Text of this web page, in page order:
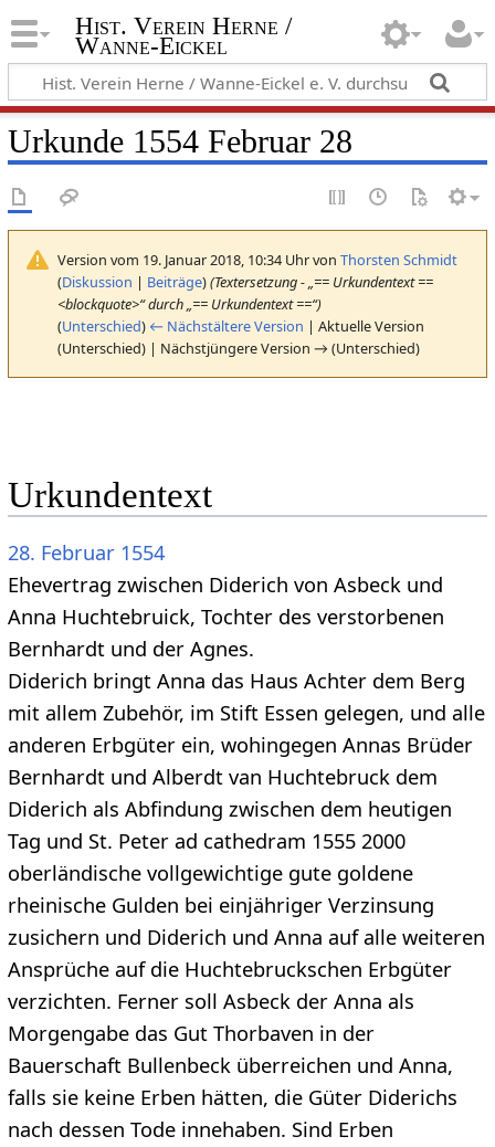
Hist. Verein Herne /
Wanne-Eickel
Urkunde 1554 Februar 28
Version vom 19. Januar 2018, 10:34 Uhr von Thorsten Schmidt
(Diskussion | Beiträge)(Textersetzung - „== Urkundentext ==
<blockquote>“ durch „== Urkundentext ==“)
(Unterschied) ← Nächstältere Version | Aktuelle Version
(Unterschied) | Nächstjüngere Version → (Unterschied)
Urkundentext
28. Februar 1554
Ehevertrag zwischen Diderich von Asbeck und
Anna Huchtebruick, Tochter des verstorbenen
Bernhardt und der Agnes.
Diderich bringt Anna das Haus Achter dem Berg
mit allem Zubehör, im Stift Essen gelegen, und alle
anderen Erbgüter ein, wohingegen Annas Brüder
Bernhardt und Alberdt van Huchtebruck dem
Diderich als Abfindung zwischen dem heutigen
Tag und St. Peter ad cathedram 1555 2000
oberländische vollgewichtige gute goldene
rheinische Gulden bei einjähriger Verzinsung
zusichern und Diderich und Anna auf alle weiteren
Ansprüche auf die Huchtebruckschen Erbgüter
verzichten. Ferner soll Asbeck der Anna als
Morgengabe das Gut Thorbaven in der
Bauerschaft Bullenbeck überreichen und Anna,
falls sie keine Erben hätten, die Güter Diderichs
nach dessen Tode innehaben. Sind Erben